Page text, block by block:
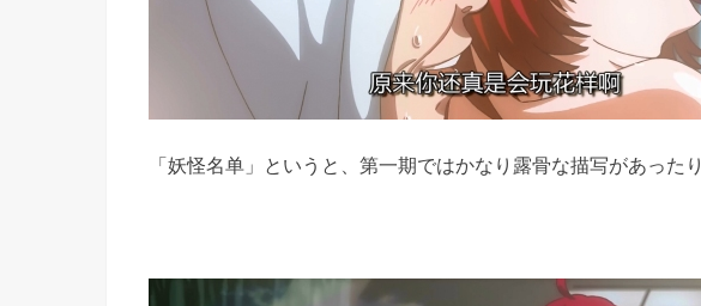
「妖怪名单」というと、第一期ではかなり露骨な描写があったり